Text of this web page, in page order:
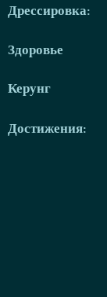
Дрессировка:
Здоровье
Керунг
Достижения: